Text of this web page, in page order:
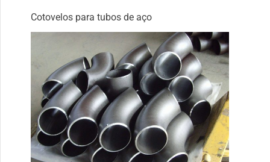
Cotovelos para tubos de aço